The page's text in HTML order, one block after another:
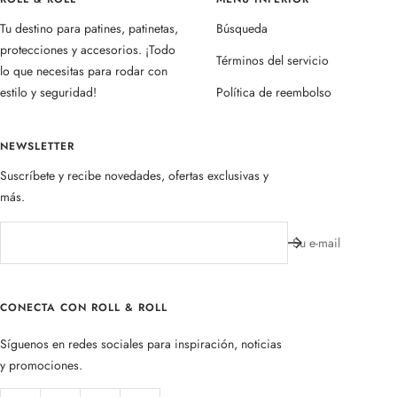
Tu destino para patines, patinetas,
protecciones y accesorios. ¡Todo
lo que necesitas para rodar con
estilo y seguridad!
Búsqueda
Términos del servicio
Política de reembolso
NEWSLETTER
Suscríbete y recibe novedades, ofertas exclusivas y
más.
Su e-mail
CONECTA CON ROLL & ROLL
Síguenos en redes sociales para inspiración, noticias
y promociones.